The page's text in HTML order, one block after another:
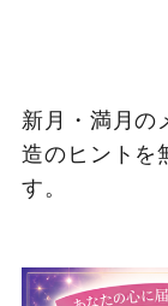
新月・満月の
造のヒントを
す。